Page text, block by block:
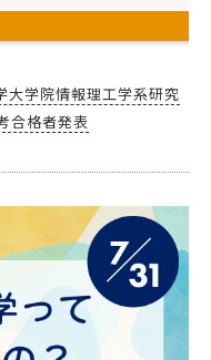
大学院情報理工学系研究
合格者発表